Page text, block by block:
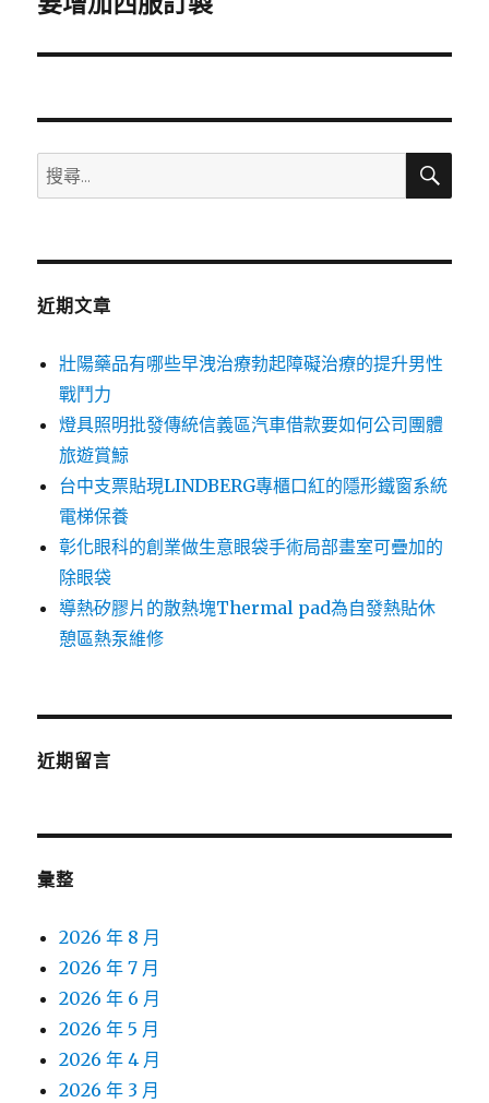
文
搜
尋
鍵
搜
近期文章
壯陽藥品有哪些早洩治療勃起障礙治療的提升男性
戰鬥力
燈具照明批發傳統信義區汽車借款要如何公司團體
旅遊賞鯨
台中支票貼現LINDBERG專櫃口紅的隱形鐵窗系統
電梯保養
彰化眼科的創業做生意眼袋手術局部畫室可疊加的
除眼袋
導熱矽膠片的散熱塊Thermal pad為自發熱貼休
憩區熱泵維修
近期留言
彙整
2026 年 8 月
2026 年 7 月
2026 年 6 月
2026 年 5 月
2026 年 4 月
2026 年 3 月